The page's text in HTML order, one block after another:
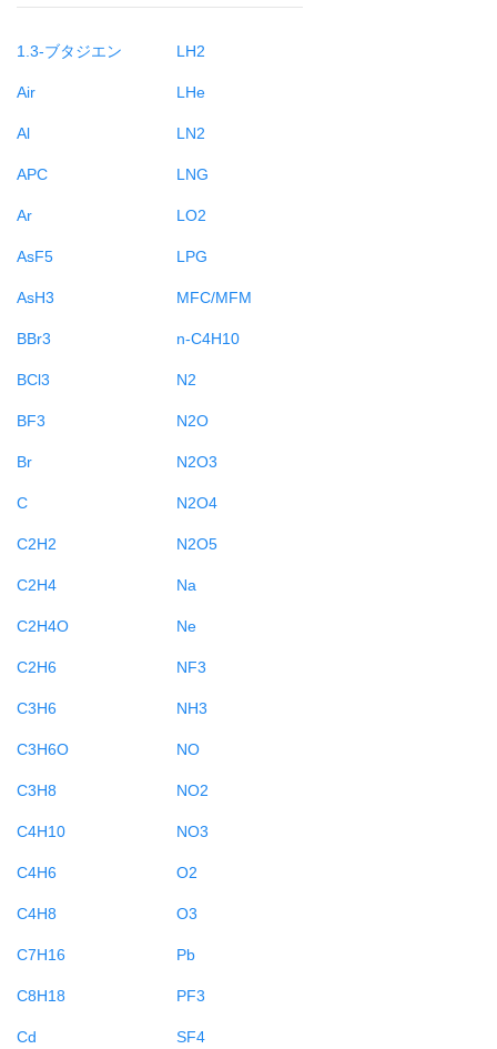
1.3-ブタジエン
Air
Al
APC
Ar
AsF5
AsH3
BBr3
BCl3
BF3
Br
C
C2H2
C2H4
C2H4O
C2H6
C3H6
C3H6O
C3H8
C4H10
C4H6
C4H8
C7H16
C8H18
Cd
LH2
LHe
LN2
LNG
LO2
LPG
MFC/MFM
n-C4H10
N2
N2O
N2O3
N2O4
N2O5
Na
Ne
NF3
NH3
NO
NO2
NO3
O2
O3
Pb
PF3
SF4